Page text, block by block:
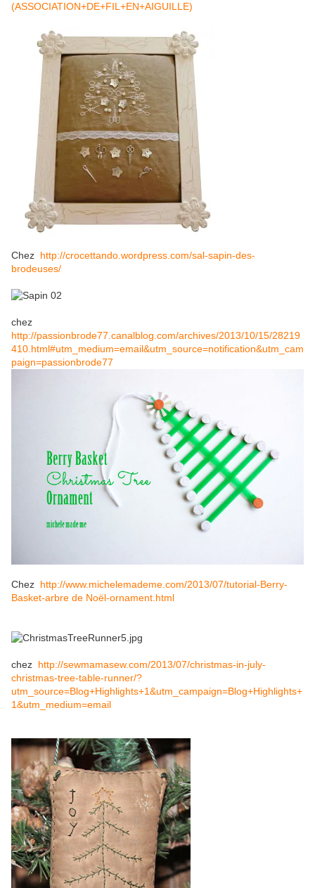
(ASSOCIATION+DE+FIL+EN+AIGUILLE)
Chez http://crocettando.wordpress.com/sal-sapin-des-
brodeuses/
chez
http://passionbrode77.canalblog.com/archives/2013/10/15/28219
410.html#utm_medium=email&utm_source=notification&utm_cam
paign=passionbrode77
Chez http://www.michelemademe.com/2013/07/tutorial-Berry-
Basket-arbre de Noël-ornament.html
chez http://sewmamasew.com/2013/07/christmas-in-july-
christmas-tree-table-runner/?
utm_source=Blog+Highlights+1&utm_campaign=Blog+Highlights+
1&utm_medium=email